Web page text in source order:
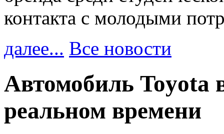
контакта с молодыми
далее... Все новости
Автомобиль Toyota
реальном времени